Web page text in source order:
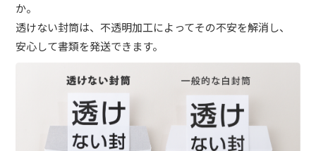
か。
透けない封筒は、不透明加工によってその不安を解消し、
安心して書類を発送できます。